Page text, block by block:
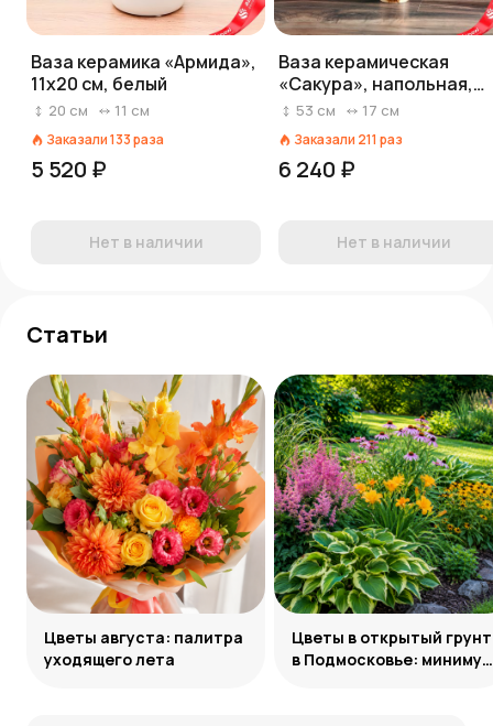
Ваза керамика «Армида»,
11х20 см, белый
20 см 11 см
Заказали133раза
5 520 ₽
Нет в наличии
Ваза керамическая
«Сакура», напольная,
белая, цветы микс, 53
53 см 17 см
Заказали 211 раз
6 240 ₽
Нет в наличии
Статьи
Цветы августа: палитра
уходящего лета
Цветы в открытый грунт
в Подмосковье: минимум